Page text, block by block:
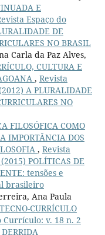
E
Espaço do
DE
NO BRASIL
Carla da Paz Alves,
CULTURA E
, Revista
A PLURALIDADE
NO
FILOSÓFICA COMO
IMPORTÂNCIA DOS
, Revista
POLÍTICAS DE
tensões e
brasileiro
Ana Paula
TECNO-CURRÍCULO
Currículo: v. 18 n. 2